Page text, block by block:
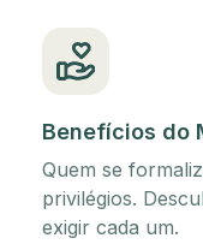
Benefícios do
Quem se
privilégios.
exigir cada um.